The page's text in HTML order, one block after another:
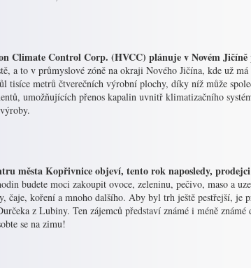
Climate Control Corp. (HVCC) plánuje v Novém
a to v průmyslové zóně na okraji Nového Jičína, kde už
tisíce metrů čtverečních výrobní plochy, díky níž může
umožňujících přenos kapalin uvnitř klimatizačního
města Kopřivnice objeví, tento rok naposledy,
budete moci zakoupit ovoce, zeleninu, pečivo, maso a
čaje, koření a mnoho dalšího. Aby byl trh ještě pestřejší, je
z Lubiny. Ten zájemců představí známé i méně
se na zimu!